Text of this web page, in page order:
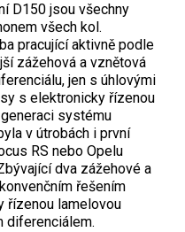
D150 jsou všechny
všech kol.
pracující aktivně podle
zážehová a vznětová
jen s úhlovými
s elektronicky řízenou
systému
v útrobách i první
RS nebo Opelu
dva zážehové a
řešením
řízenou lamelovou
diferenciálem.